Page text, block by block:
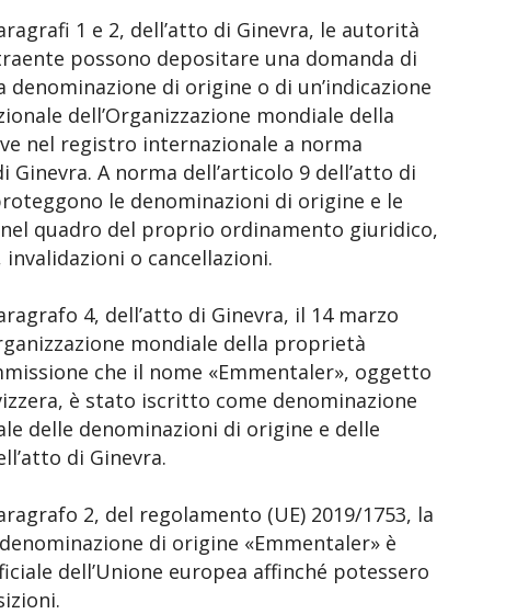
1 e 2, dell’atto di Ginevra, le autorità
possono depositare una domanda di
di origine o di un’indicazione
dell’Organizzazione mondiale della
nel registro internazionale a norma
A norma dell’articolo 9 dell’atto di
le denominazioni di origine e le
quadro del proprio ordinamento giuridico,
o cancellazioni.
4, dell’atto di Ginevra, il 14 marzo
mondiale della proprietà
che il nome «Emmentaler», oggetto
è stato iscritto come denominazione
delle denominazioni di origine e delle
di Ginevra.
2, del regolamento (UE) 2019/1753, la
di origine «Emmentaler» è
dell’Unione europea affinché potessero